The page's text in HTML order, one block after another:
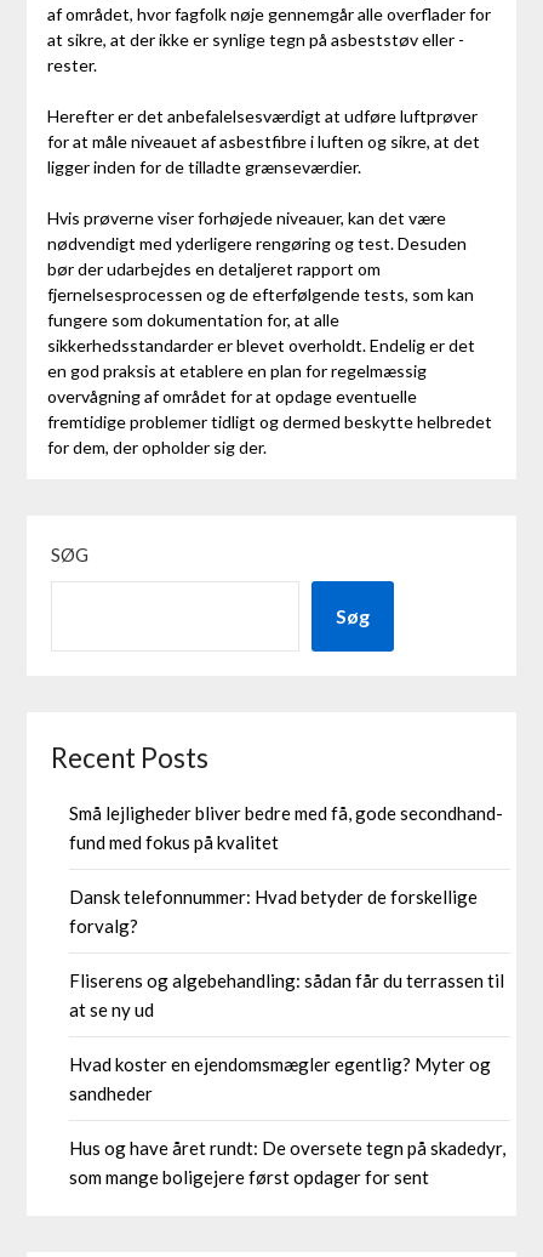
af området, hvor fagfolk nøje gennemgår alle overflader for
at sikre, at der ikke er synlige tegn på asbeststøv eller -
rester.
Herefter er det anbefalelsesværdigt at udføre luftprøver
for at måle niveauet af asbestfibre i luften og sikre, at det
ligger inden for de tilladte grænseværdier.
Hvis prøverne viser forhøjede niveauer, kan det være
nødvendigt med yderligere rengøring og test. Desuden
bør der udarbejdes en detaljeret rapport om
fjernelsesprocessen og de efterfølgende tests, som kan
fungere som dokumentation for, at alle
sikkerhedsstandarder er blevet overholdt. Endelig er det
en god praksis at etablere en plan for regelmæssig
overvågning af området for at opdage eventuelle
fremtidige problemer tidligt og dermed beskytte helbredet
for dem, der opholder sig der.
SØG
Søg
Recent Posts
Små lejligheder bliver bedre med få, gode secondhand-
fund med fokus på kvalitet
Dansk telefonnummer: Hvad betyder de forskellige
forvalg?
Fliserens og algebehandling: sådan får du terrassen til
at se ny ud
Hvad koster en ejendomsmægler egentlig? Myter og
sandheder
Hus og have året rundt: De oversete tegn på skadedyr,
som mange boligejere først opdager for sent